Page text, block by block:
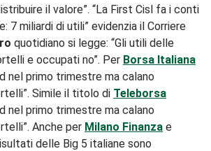
il valore”. “La First Cisl fa i conti
7 miliardi di utili” evidenzia il Corriere
quotidiano si legge: “Gli utili delle
e occupati no”. Per Borsa Italiana
nel primo trimestre ma calano
Simile il titolo di Teleborsa
nel primo trimestre ma calano
Anche per Milano Finanza e
delle Big 5 italiane sono